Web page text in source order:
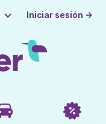
Iniciar sesión →